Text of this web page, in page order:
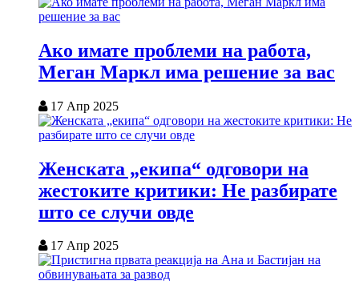
Ако имате проблеми на работа,
Меган Маркл има решение за вас
17 Апр 2025
Женската „екипа“ одговори на
жестоките критики: Не разбирате
што се случи овде
17 Апр 2025